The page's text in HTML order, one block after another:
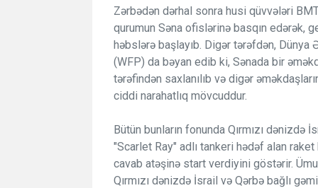
Zərbədən dərhal sonra husi qüvvələri
qurumun Səna ofislərinə basqın edərək,
həbslərə başlayıb. Digər tərəfdən, Dünya
(WFP) da bəyan edib ki, Sənada bir
tərəfindən saxlanılıb və digər
ciddi narahatlıq mövcuddur.
Bütün bunların fonunda Qırmızı dənizdə
"Scarlet Ray" adlı tankeri hədəf alan
cavab atəşinə start verdiyini göstərir.
Qırmızı dənizdə İsrail və Qərbə bağlı